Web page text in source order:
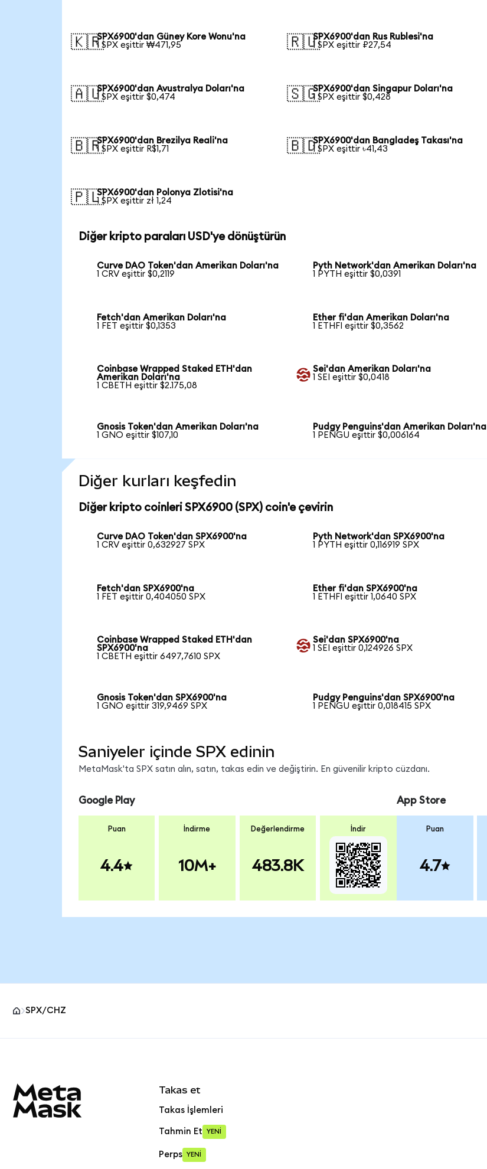
🇰🇷SPX6900'dan Güney Kore Wonu'na
1 SPX eşittir ₩471,95
🇷🇺SPX6900'dan Rus Rublesi'na
1 SPX eşittir ₽27,54
🇦🇺SPX6900'dan Avustralya Doları'na
1 SPX eşittir $0,474
🇸🇬SPX6900'dan Singapur Doları'na
1 SPX eşittir $0,428
🇧🇷SPX6900'dan Brezilya Reali'na
1 SPX eşittir R$1,71
🇧🇩SPX6900'dan Bangladeş Takası'na
1 SPX eşittir ৳41,43
🇵🇱SPX6900'dan Polonya Zlotisi'na
1 SPX eşittir zł 1,24
Diğer kripto paraları USD'ye dönüştürün
Curve DAO Token'dan Amerikan Doları'na
1 CRV eşittir $0,2119
Pyth Network'dan Amerikan Doları'na
1 PYTH eşittir $0,0391
Fetch'dan Amerikan Doları'na
1 FET eşittir $0,1353
Ether fi'dan Amerikan Doları'na
1 ETHFI eşittir $0,3562
Coinbase Wrapped Staked ETH'dan
Amerikan Doları'na
1 CBETH eşittir $2.175,08
Sei'dan Amerikan Doları'na
1 SEI eşittir $0,0418
Gnosis Token'dan Amerikan Doları'na
1 GNO eşittir $107,10
Pudgy Penguins'dan Amerikan Doları'na
1 PENGU eşittir $0,006164
Diğer kurları keşfedin
Diğer kripto coinleri SPX6900 (SPX) coin'e çevirin
Curve DAO Token'dan SPX6900'na
1 CRV eşittir 0,632927 SPX
Pyth Network'dan SPX6900'na
1 PYTH eşittir 0,116919 SPX
Fetch'dan SPX6900'na
1 FET eşittir 0,404050 SPX
Ether fi'dan SPX6900'na
1 ETHFI eşittir 1,0640 SPX
Coinbase Wrapped Staked ETH'dan
SPX6900'na
1 CBETH eşittir 6497,7610 SPX
Sei'dan SPX6900'na
1 SEI eşittir 0,124926 SPX
Gnosis Token'dan SPX6900'na
1 GNO eşittir 319,9469 SPX
Pudgy Penguins'dan SPX6900'na
1 PENGU eşittir 0,018415 SPX
Saniyeler içinde SPX edinin
MetaMask'ta SPX satın alın, satın, takas edin ve değiştirin. En güvenilir kripto cüzdanı.
Google Play
Puan
4.4
İndirme
10M+
Değerlendirme
483.8K
İndir
App Store
Puan
4.7
SPX/CHZ
Takas et
Takas İşlemleri
Tahmin Et YENİ
Perps YENİ